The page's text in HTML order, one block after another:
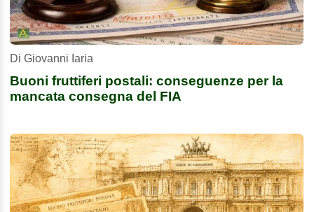
Di Giovanni Iaria
Buoni fruttiferi postali: conseguenze per la
mancata consegna del FIA